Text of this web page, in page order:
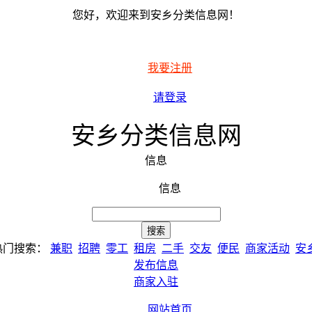
您好，欢迎来到安乡分类信息网！
我要注册
请登录
安乡分类信息网
信息
信息
门搜索： 兼职 招聘 零工 租房 二手 交友 便民 商家活动 安
发布信息
商家入驻
网站首页